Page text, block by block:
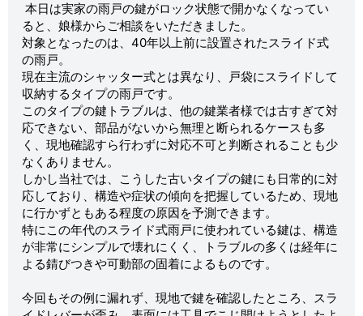
本日は実家の雨戸の鍵がロック状態で開かなくなってい
ると、娘様からご相談をいただきました。
対象となったのは、40年以上前に設置されたスライド式
の雨戸。
現在主流のシャッター式とは異なり、戸袋にスライドして
収納するタイプの雨戸です。
このタイプの鍵トラブルは、他の鍵業者様では古すぎて対
応できない、部品がないから無理と断られるケースも多
く、現地確認すら行わずに対応不可と判断されることも少
なくありません。
しかし当社では、こうした古いタイプの鍵にも日常的に対
応しており、構造や症状の傾向を把握しているため、現地
に行かずともある程度の原因を予測できます。
特にこの年代のスライド式雨戸に使われている鍵は、構造
が非常にシンプルで壊れにくく、トラブルの多くは経年に
よる錆びつきや可動部の固着によるものです。
今回もその例に漏れず、現地で鍵を確認したところ、スラ